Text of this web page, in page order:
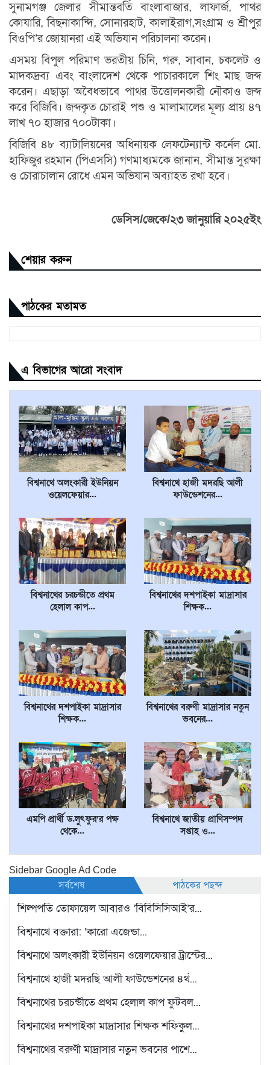
সুনামগঞ্জ জেলার সীমান্তবর্তি বাংলাবাজার, লাফার্জ, পাথর
কোযারি, বিছনাকান্দি, সোনারহাট, কালাইরাগ,সংগ্রাম ও শ্রীপুর
বিওপি’র জোয়ানরা এই অভিযান পরিচালনা করেন।
এসময় বিপুল পরিমাণ ভরতীয় চিনি, গরু, সাবান, চকলেট ও
মাদকদ্রব্য এবং বাংলাদেশ থেকে পাচারকালে শিং মাছ জব্দ
করেন। এছাড়া অবৈধভাবে পাথর উত্তোলনকারী নৌকাও জব্দ
করে বিজিবি। জব্দকৃত চোরাই পশু ও মালামালের মূল্য প্রায় ৪৭
লাখ ৭০ হাজার ৭০০টাকা।
বিজিবি ৪৮ ব্যাটালিয়নের অধিনায়ক লেফটেন্যান্ট কর্নেল মো.
হাফিজুর রহমান (পিএসসি) গণমাধ্যমকে জানান, সীমান্ত সুরক্ষা
ও চোরাচালান রোধে এমন অভিযান অব্যাহত রখা হবে।
ডেসিস/জেকে/২৩ জানুয়ারি ২০২৫ইং
শেয়ার করুন
পাঠকের মতামত
এ বিভাগের আরো সংবাদ
বিশ্বনাথে অলংকারী ইউনিয়ন
ওয়েলফেয়ার...
বিশ্বনাথে হাজী মদরছি আলী
ফাউন্ডেশনের...
বিশ্বনাথের চরচন্ডীতে প্রথম
হেলাল কাপ...
বিশ্বনাথের দশপাইকা মাদ্রাসার
শিক্ষক...
বিশ্বনাথের দশপাইকা মাদ্রাসার
শিক্ষক...
বিশ্বনাথের বরুণী মাদ্রাসার নতুন
ভবনের...
এমপি প্রার্থী ড.লুৎফুর’র পক্ষ
থেকে...
বিশ্বনাথে জাতীয় প্রাণিসম্পদ
সপ্তাহ ও...
Sidebar Google Ad Code
সর্বশেষ
পাঠকের পছন্দ
শিল্পপতি তোফায়েল আবারও ‘বিবিসিসিআই’র...
বিশ্বনাথে বক্তারা: ‘কারো এজেন্ডা...
বিশ্বনাথে অলংকারী ইউনিয়ন ওয়েলফেয়ার ট্রাস্টের...
বিশ্বনাথে হাজী মদরছি আলী ফাউন্ডেশনের ৪র্থ...
বিশ্বনাথের চরচন্ডীতে প্রথম হেলাল কাপ ফুটবল...
বিশ্বনাথের দশপাইকা মাদ্রাসার শিক্ষক শফিকুল...
বিশ্বনাথের বরুণী মাদ্রাসার নতুন ভবনের পাশে...